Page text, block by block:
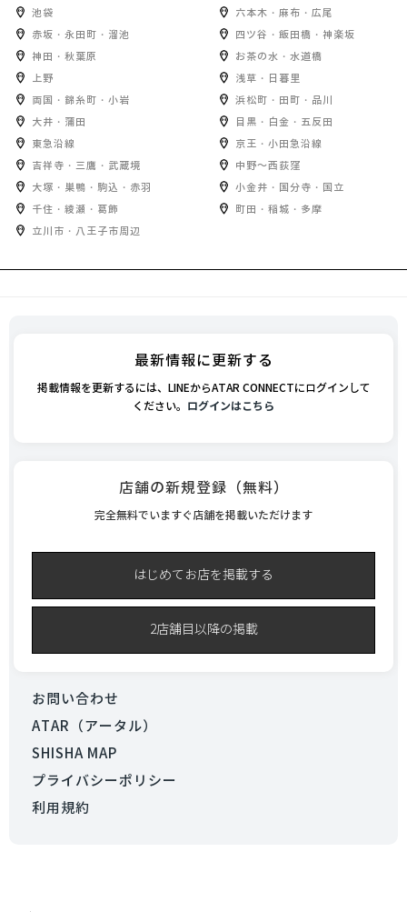
池袋
六本木・麻布・広尾
赤坂・永田町・溜池
四ツ谷・飯田橋・神楽坂
神田・秋葉原
お茶の水・水道橋
上野
浅草・日暮里
両国・錦糸町・小岩
浜松町・田町・品川
大井・蒲田
目黒・白金・五反田
東急沿線
京王・小田急沿線
吉祥寺・三鷹・武蔵境
中野～西荻窪
大塚・巣鴨・駒込・赤羽
小金井・国分寺・国立
千住・綾瀬・葛飾
町田・稲城・多摩
立川市・八王子市周辺
最新情報に更新する
掲載情報を更新するには、LINEからATAR CONNECTにログインして
ください。 ログインはこちら
店舗の新規登録（無料）
完全無料でいますぐ店舗を掲載いただけます
はじめてお店を掲載する
2店舗目以降の掲載
お問い合わせ
ATAR（アータル）
SHISHA MAP
プライバシーポリシー
利用規約